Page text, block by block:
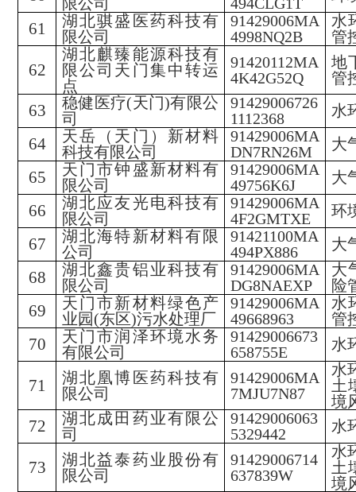
61
湖北骐盛医药科技有
限公司
91429006MA
4998NQ2B
水
管
62
湖北麒臻能源科技有
限公司天门集中转运
点
91420112MA
4K42G52Q
地
管
63 稳健医疗(天门)有限公
司
91429006726
1112368
水
64
天岳（天门）新材料
科技有限公司
91429006MA
DN7RN26M
大
65
天门市钟盛新材料有
限公司
91429006MA
49756K6J
大
66
湖北应友光电科技有
限公司
91429006MA
4F2GMTXE
环
67
湖北海特新材料有限
公司
91421100MA
494PX886
大
68
湖北鑫贵铝业科技有
限公司
91429006MA
DG8NAEXP
大
险
69
天门市新材料绿色产
业园(东区)污水处理厂
91429006MA
49668963
水
管
70
天门市润泽环境水务
有限公司
91429006673
658755E
水
71
湖北凰博医药科技有
限公司
91429006MA
7MJU7N87
水
土
境
72
湖北成田药业有限公
司
91429006063
5329442
水
73
湖北益泰药业股份有
限公司
91429006714
637839W
水
土
境